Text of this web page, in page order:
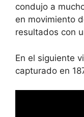
condujo a
en movimiento
resultados con
En el siguiente
capturado en